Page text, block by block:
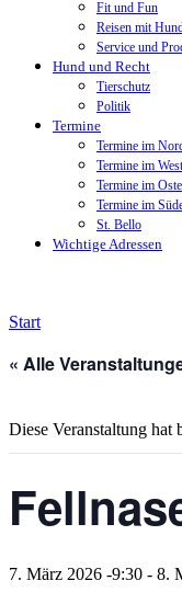
Fit und Fun
Reisen mit
Service und
Hund und Recht
Tierschutz
Politik
Termine
Termine im
Termine im
Termine im
Termine im
St. Bello
Wichtige Adressen
Start
« Alle
Diese Veranstaltung hat
7. März 2026 -9:30 - 8.